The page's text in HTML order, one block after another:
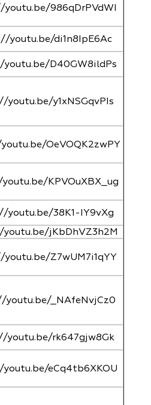
986qDrPVdWI
youtu.be/di1n8IpE6Ac
D40GW8ildPs
youtu.be/y1xNSGqvPIs
OeVOQK2zwPY
KPVOuXBX_ug
youtu.be/38K1-IY9vXg
jKbDhVZ3h2M
Z7wUM7i1qYY
_NAfeNvjCz0
youtu.be/rk647gjw8Gk
eCq4tb6XKOU